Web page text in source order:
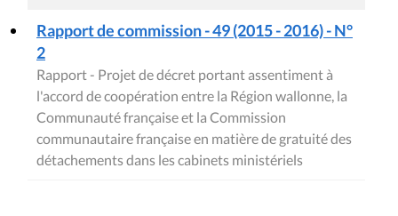
Rapport de commission - 49 (2015 - 2016) - N°
2
Rapport - Projet de décret portant assentiment à
l'accord de coopération entre la Région wallonne, la
Communauté française et la Commission
communautaire française en matière de gratuité des
détachements dans les cabinets ministériels